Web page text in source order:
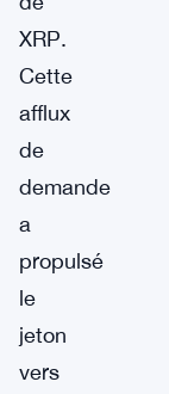
XRP.
Cette
afflux
de
demande
a
propulsé
le
jeton
vers